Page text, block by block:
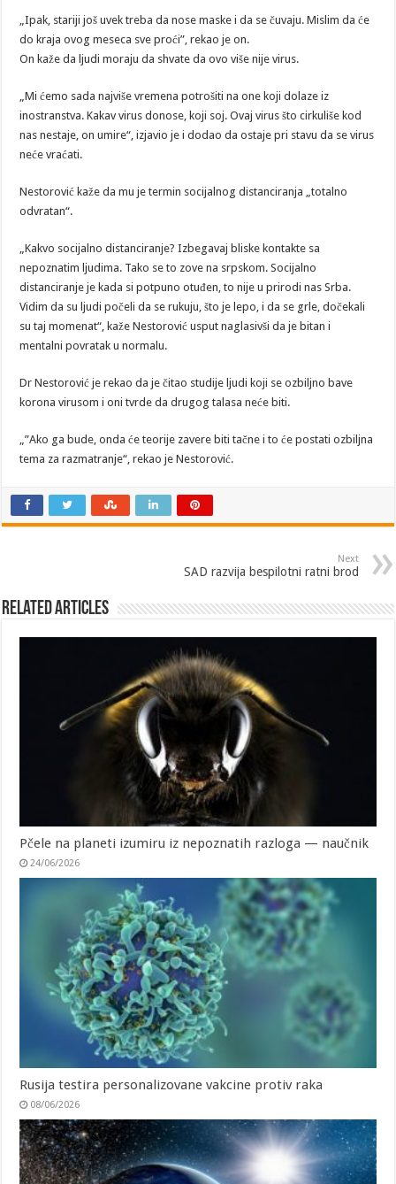
„Ipak, stariji još uvek treba da nose maske i da se čuvaju. Mislim da će
do kraja ovog meseca sve proći”, rekao je on.
On kaže da ljudi moraju da shvate da ovo više nije virus.
„Mi ćemo sada najviše vremena potrošiti na one koji dolaze iz
inostranstva. Kakav virus donose, koji soj. Ovaj virus što cirkuliše kod
nas nestaje, on umire“, izjavio je i dodao da ostaje pri stavu da se virus
neće vraćati.
Nestorović kaže da mu je termin socijalnog distanciranja „totalno
odvratan“.
„Kakvo socijalno distanciranje? Izbegavaj bliske kontakte sa
nepoznatim ljudima. Tako se to zove na srpskom. Socijalno
distanciranje je kada si potpuno otuđen, to nije u prirodi nas Srba.
Vidim da su ljudi počeli da se rukuju, što je lepo, i da se grle, dočekali
su taj momenat“, kaže Nestorović usput naglasivši da je bitan i
mentalni povratak u normalu.
Dr Nestorović je rekao da je čitao studije ljudi koji se ozbiljno bave
korona virusom i oni tvrde da drugog talasa neće biti.
„”Ako ga bude, onda će teorije zavere biti tačne i to će postati ozbiljna
tema za razmatranje“, rekao je Nestorović.
Next
SAD razvija bespilotni ratni brod
Related Articles
Pčele na planeti izumiru iz nepoznatih razloga — naučnik
24/06/2026
Rusija testira personalizovane vakcine protiv raka
08/06/2026